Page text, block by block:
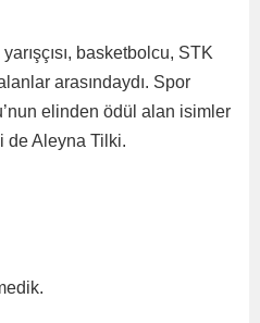
basketbolcu, STK
arasındaydı. Spor
elinden ödül alan isimler
de Aleyna Tilki.